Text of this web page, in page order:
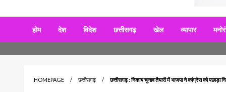
होम देश विदेश छत्तीसगढ़ खेल व्यापार
HOMEPAGE छत्तीसगढ़ छत्तीसगढ़ : निकाय चुनाव तैयारी में भाजपा ने कांग्रेस को पछाड़ा